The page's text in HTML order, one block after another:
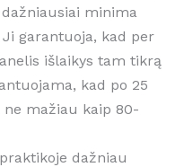
minima
garantuoja, kad per
išlaikys tam tikrą
kad po 25
mažiau kaip 80-
dažniau